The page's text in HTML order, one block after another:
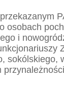
osobach
i
sokólskiego,